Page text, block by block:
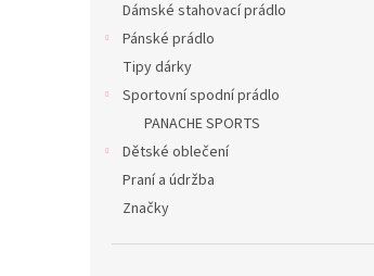
Dámské stahovací prádlo
Pánské prádlo
Tipy dárky
Sportovní spodní prádlo
PANACHE SPORTS
Dětské oblečení
Praní a údržba
Značky